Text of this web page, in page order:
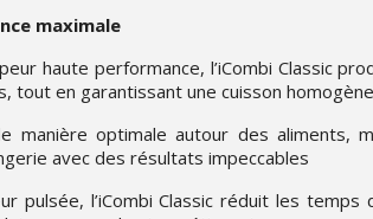
maximale
haute performance, l’iCombi Classic
tout en garantissant une cuisson homogène
manière optimale autour des aliments,
avec des résultats impeccables
pulsée, l’iCombi Classic réduit les